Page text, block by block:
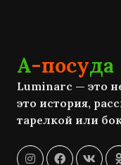
А-посуда
Luminarc — это
это история,
тарелкой или